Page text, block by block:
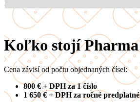
Koľko stojí
Cena závisí od počtu objednaných čísel:
800 € + DPH za 1 číslo
1 650 € + DPH za ročné